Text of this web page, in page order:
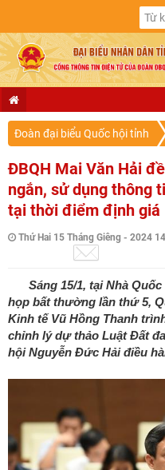
Đoàn đại biểu Quốc hội tỉnh
ĐBQH Mai Văn Hải
ngắn, sử dụng thông
tại thời điểm định giá
Thứ Hai 15 Tháng Giêng - 2024
Sáng 15/1, tại Nhà
họp bất thường lần thứ 5,
Kinh tế Vũ Hồng Thanh
chỉnh lý dự thảo Luật Đất
hội Nguyễn Đức Hải điều